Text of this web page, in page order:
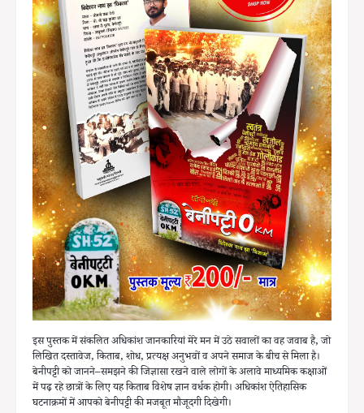
इस पुस्तक में संकलित अधिकांश जानकारियां मेरे मन में उठे सवालों का वह जवाब है, जो
लिखित दस्तावेज, किताब, शोध, प्रत्यक्ष अनुभवों व अपने समाज के बीच से मिला है।
बेनीपट्टी को जानने–समझने की जिज्ञासा रखने वाले लोगों के अलावे माध्यमिक कक्षाओं
में पढ़ रहे छात्रों के लिए यह किताब विशेष ज्ञान वर्धक होगी। अधिकांश ऐतिहासिक
घटनाक्रमों में आपको बेनीपट्टी की मजबूत मौजूदगी दिखेगी।